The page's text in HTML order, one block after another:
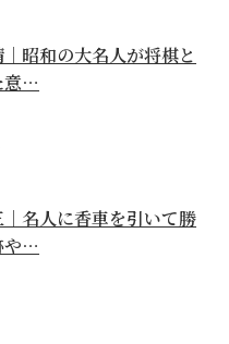
昭和の大名人が将棋と
意…
名人に香車を引いて勝
や…